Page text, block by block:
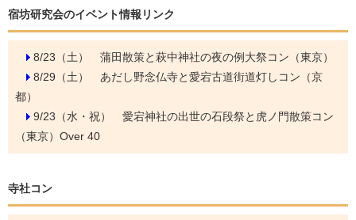
宿坊研究会のイベント情報リンク
8/23（土） 蒲田散策と萩中神社の夜の例大祭コン（東京）
8/29（土） あだし野念仏寺と愛宕古道街道灯しコン（京
都）
9/23（水・祝） 愛宕神社の出世の石段祭と虎ノ門散策コン
（東京）Over 40
寺社コン